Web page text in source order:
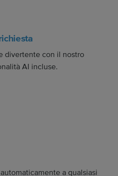
divertente con il nostro
AI incluse.
a qualsiasi